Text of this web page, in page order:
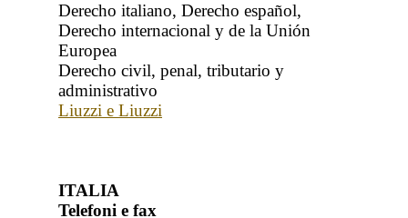
Derecho italiano, Derecho español,
Derecho internacional y de la Unión
Europea
Derecho civil, penal, tributario y
administrativo
Liuzzi e Liuzzi
ITALIA
Telefoni e fax